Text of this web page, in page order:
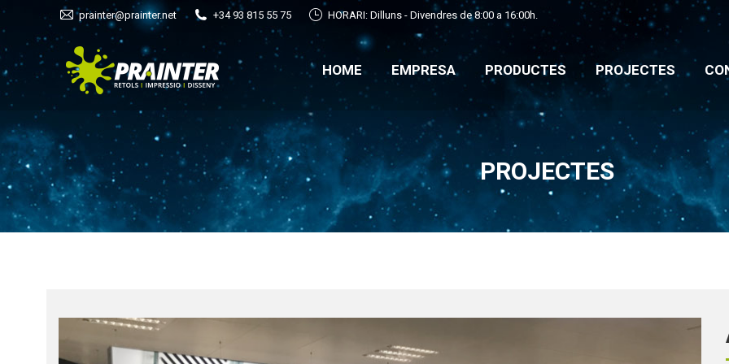
prainter@prainter.net +34 93 815 55 75 HORARI: Dilluns - Divendres de 8:00 a 16:00h.
HOME EMPRESA PRODUCTES PROJECTES
PROJECTES
HOME EMPRESA PRODUCTES PROJECTES